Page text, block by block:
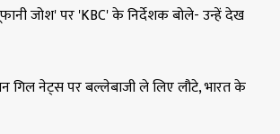
जोश' पर 'KBC' के निर्देशक बोले- उन्हें देख
गिल नेट्स पर बल्लेबाजी ले लिए लौटे, भारत के